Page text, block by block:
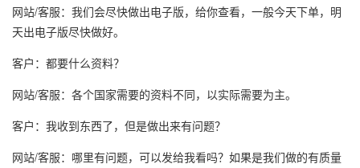
网站/客服：我们会尽快做出电子版，给你查看，一般今天下单，明
天出电子版尽快做好。
客户：都要什么资料？
网站/客服：各个国家需要的资料不同，以实际需要为主。
客户：我收到东西了，但是做出来有问题？
网站/客服：哪里有问题，可以发给我看吗？如果是我们做的有质量